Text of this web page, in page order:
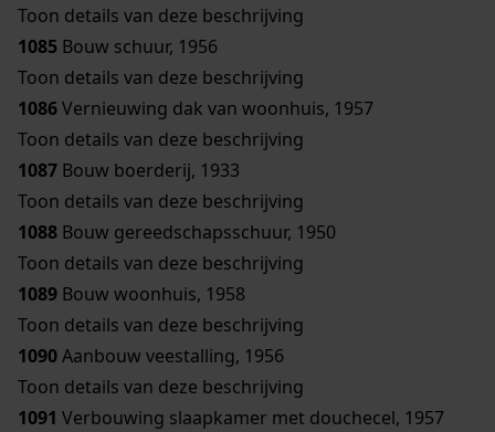
Toon details van deze beschrijving
1085 Bouw schuur, 1956
Toon details van deze beschrijving
1086Vernieuwing dak van woonhuis, 1957
Toon details van deze beschrijving
1087 Bouw boerderij, 1933
Toon details van deze beschrijving
1088 Bouw gereedschapsschuur, 1950
Toon details van deze beschrijving
1089 Bouw woonhuis, 1958
Toon details van deze beschrijving
1090Aanbouw veestalling, 1956
Toon details van deze beschrijving
1091 Verbouwing slaapkamer met douchecel, 1957